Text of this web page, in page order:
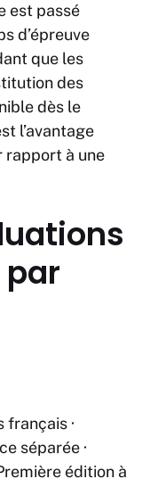
est passé
d’épreuve
que les
des
dès le
l’avantage
rapport à une
français ·
séparée ·
édition à